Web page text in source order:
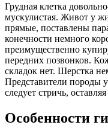
Грудная клетка
мускулистая. Живот у
прямые, поставлены
конечности немного
преимущественно
передних позвонков.
складок нет. Шерстка
Представители породы
следует стричь,
Особенности